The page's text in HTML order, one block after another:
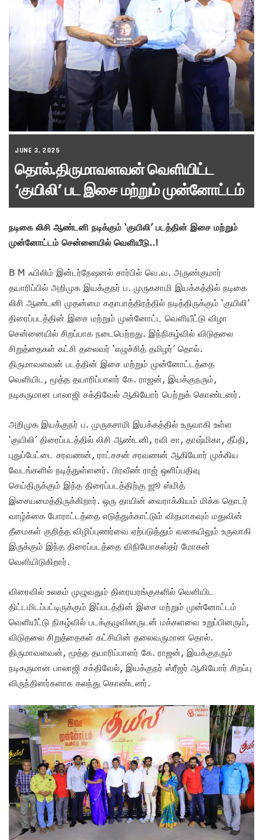
JUNE 3, 2025
தொல்.திருமாவளவன் வெளியிட்ட
‘குயிலி’ பட இசை மற்றும் முன்னோட்டம்
நடிகை லிசி ஆண்டனி நடிக்கும் ‘குயிலி’ படத்தின் இசை மற்றும்
முன்னோட்டம் சென்னையில் வெளியீடு..!
B M ஃபிலிம் இன்டர்நேஷனல் சார்பில் வெ.வ. அருண்குமார்
தயாரிப்பில் அறிமுக இயக்குநர் ப. முருகசாமி இயக்கத்தில் நடிகை
லிசி ஆண்டனி முதன்மை கதாபாத்திரத்தில் நடித்திருக்கும் ‘குயிலி’
திரைப்படத்தின் இசை மற்றும் முன்னோட்ட வெளியீட்டு விழா
சென்னையில் சிறப்பாக நடைபெற்றது. இந்நிகழ்வில் விடுதலை
சிறுத்தைகள் கட்சி தலைவர் ‘எழுச்சித் தமிழர்’ தொல்.
திருமாவளவன் படத்தின் இசை மற்றும் முன்னோட்டத்தை
வெளியிட, மூத்த தயாரிப்பாளர் கே. ராஜன், இயக்குநரும்,
நடிகருமான பாலாஜி சக்திவேல் ஆகியோர் பெற்றுக் கொண்டனர்.
அறிமுக இயக்குநர் ப. முருகசாமி இயக்கத்தில் உருவாகி உள்ள
‘குயிலி’ திரைப்படத்தில் லிசி ஆண்டனி, ரவி சா, தாஷ்மிகா, தீப்தி,
புதுப்பேட்டை சரவணன், ராட்சசன் சரவணன் ஆகியோர் முக்கிய
வேடங்களில் நடித்துள்ளனர். பிரவீண் ராஜ் ஒளிப்பதிவு
செய்திருக்கும் இந்த திரைப்படத்திற்கு ஜூ ஸ்மித்
இசையமைத்திருக்கிறார். ஒரு தாயின் வைராக்கியம் மிக்க தொடர்
வாழ்க்கை போராட்டத்தை எடுத்துக்காட்டும் விதமாகவும் மதுவின்
தீமைகள் குறித்த விழிப்புணர்வை ஏற்படுத்தும் வகையிலும் உருவாகி
இருக்கும் இந்த திரைப்படத்தை விநியோகஸ்தர் மோகன்
வெளியிடுகிறார்.
விரைவில் உலகம் முழுவதும் திரையரங்குகளில் வெளியிட
திட்டமிடப்பட்டிருக்கும் இப்படத்தின் இசை மற்றும் முன்னோட்டம்
வெளியீட்டு நிகழ்வில் படக்குழுவினருடன் மக்களவை உறுப்பினரும்,
விடுதலை சிறுத்தைகள் கட்சியின் தலைவருமான தொல்.
திருமாவளவன், மூத்த தயாரிப்பாளர் கே. ராஜன், இயக்குநரும்
நடிகருமான பாலாஜி சக்திவேல், இயக்குநர் ஸ்ரீஜர் ஆகியோர் சிறப்பு
விருந்தினர்களாக கலந்து கொண்டனர்.